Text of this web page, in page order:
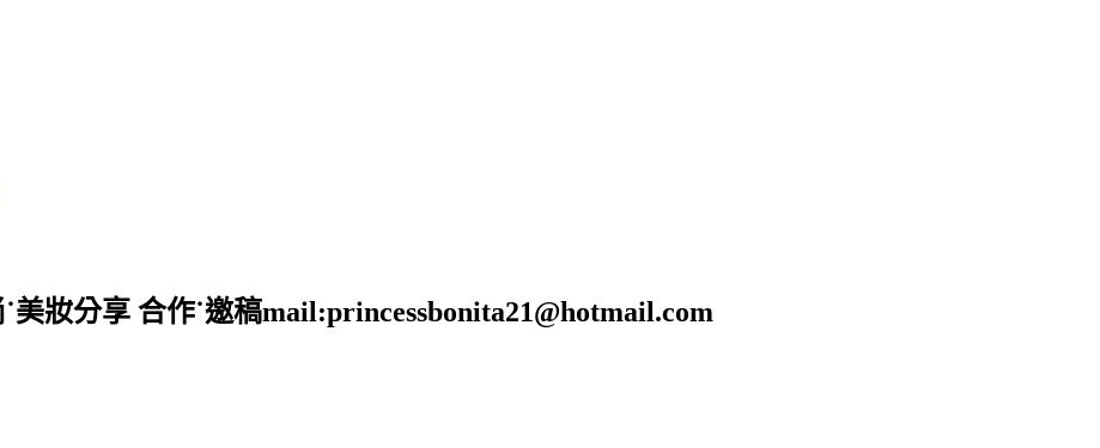
妝分享 合作˙邀稿mail:princessbonita21@hotmail.com